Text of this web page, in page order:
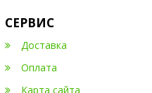
СЕРВИС
Доставка
Оплата
Карта сайта